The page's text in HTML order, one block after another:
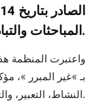
المباحثات والتبادلات مع سلطة الإشراف.
واعتبرت المنظمة
بـ »غير المبرر »،
النشاط، التعبير، والتنظم.